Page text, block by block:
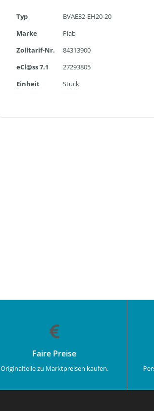
Mehr
Informationen
Typ
BVAE32-EH20-20
Marke
Piab
Zolltarif-Nr.
84313900
eCl@ss 7.1
27293805
Einheit
Stück
Faire Preise
Originalteile zu Marktpreisen kaufen.